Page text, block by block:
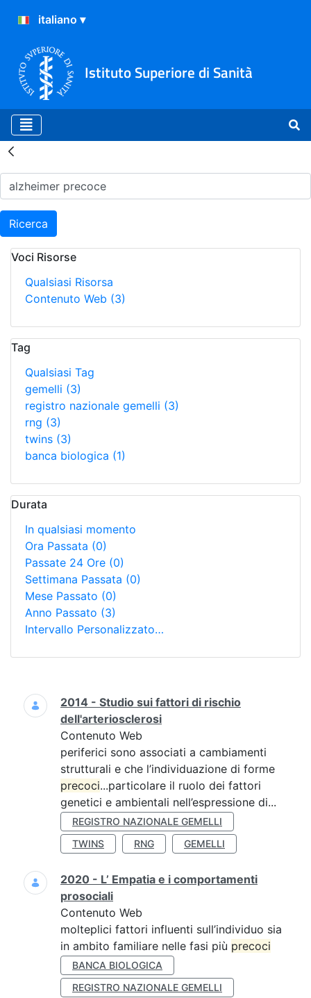
Istituto Superiore di Sanità
Risultati della Ricerca -
Ricerca
Voci Risorse
Qualsiasi Risorsa
Contenuto Web (3)
Tag
Qualsiasi Tag
gemelli (3)
registro nazionale gemelli (3)
rng (3)
twins (3)
banca biologica (1)
Durata
In qualsiasi momento
Ora Passata (0)
Passate 24 Ore (0)
Settimana Passata (0)
Mese Passato (0)
Anno Passato (3)
Intervallo Personalizzato…
Ricerca
2014 - Studio sui fattori di rischio
dell'arteriosclerosi
Contenuto Web
periferici sono associati a cambiamenti
strutturali e che l’individuazione di forme
precoci...particolare il ruolo dei fattori
genetici e ambientali nell’espressione di...
REGISTRO NAZIONALE GEMELLI
TWINS
RNG GEMELLI
2020 - L’ Empatia e i comportamenti
prosociali
Contenuto Web
molteplici fattori influenti sull’individuo sia
in ambito familiare nelle fasi più precoci
BANCA BIOLOGICA
REGISTRO NAZIONALE GEMELLI